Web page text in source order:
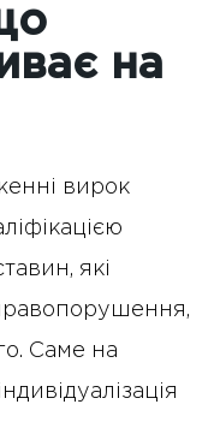
на
вирок
які
Саме на